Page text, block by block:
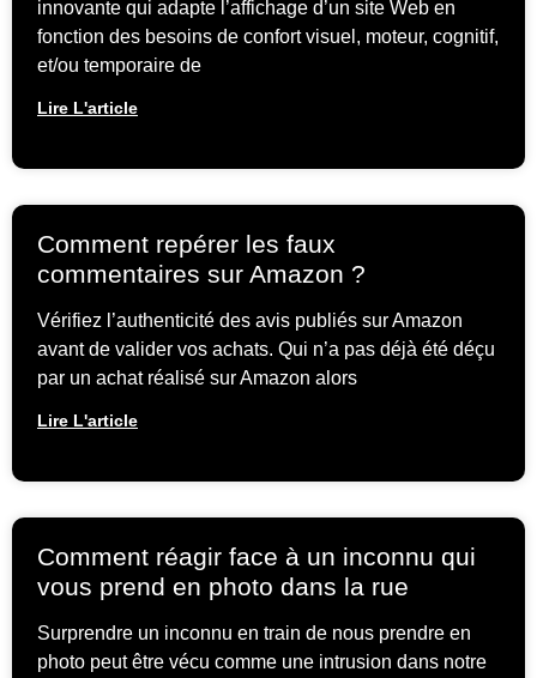
innovante qui adapte l’affichage d’un site Web en
fonction des besoins de confort visuel, moteur, cognitif,
et/ou temporaire de
Lire L'article
Comment repérer les faux
commentaires sur Amazon ?
Vérifiez l’authenticité des avis publiés sur Amazon
avant de valider vos achats. Qui n’a pas déjà été déçu
par un achat réalisé sur Amazon alors
Lire L'article
Comment réagir face à un inconnu qui
vous prend en photo dans la rue
Surprendre un inconnu en train de nous prendre en
photo peut être vécu comme une intrusion dans notre